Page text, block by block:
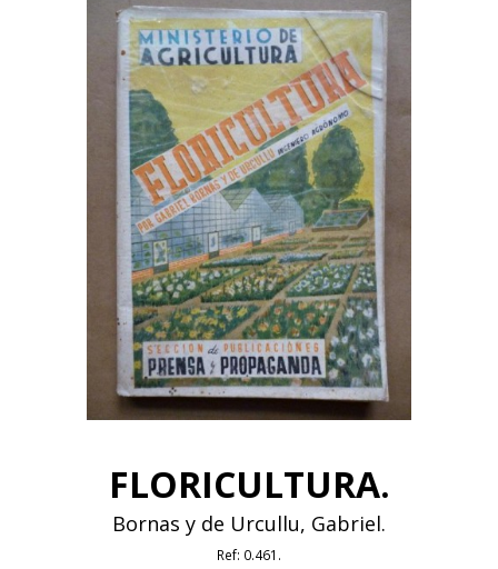
FLORICULTURA.
Bornas y de Urcullu, Gabriel.
Ref: 0.461.